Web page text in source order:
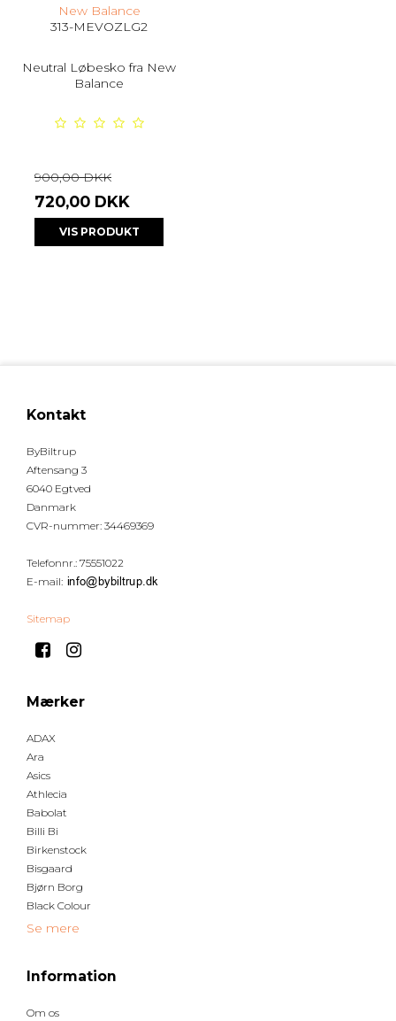
New Balance
313-MEVOZLG2
Neutral Løbesko fra New
Balance
900,00 DKK
720,00 DKK
VIS PRODUKT
Kontakt
ByBiltrup
Aftensang 3
6040 Egtved
Danmark
CVR-nummer: 34469369
Telefonnr.: 75551022
E-mail:
Sitemap
Mærker
ADAX
Ara
Asics
Athlecia
Babolat
Billi Bi
Birkenstock
Bisgaard
Bjørn Borg
Black Colour
Se mere
Information
Om os